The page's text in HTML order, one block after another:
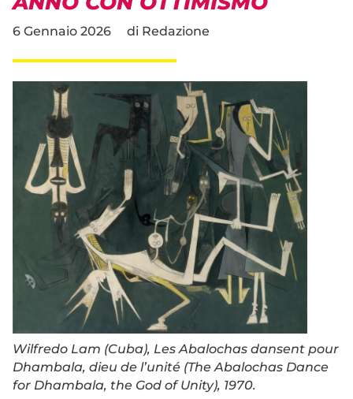
6 Gennaio 2026 di Redazione
Wilfredo Lam (Cuba), Les Abalochas dansent pour
Dhambala, dieu de l’unité (The Abalochas Dance
for Dhambala, the God of Unity), 1970.